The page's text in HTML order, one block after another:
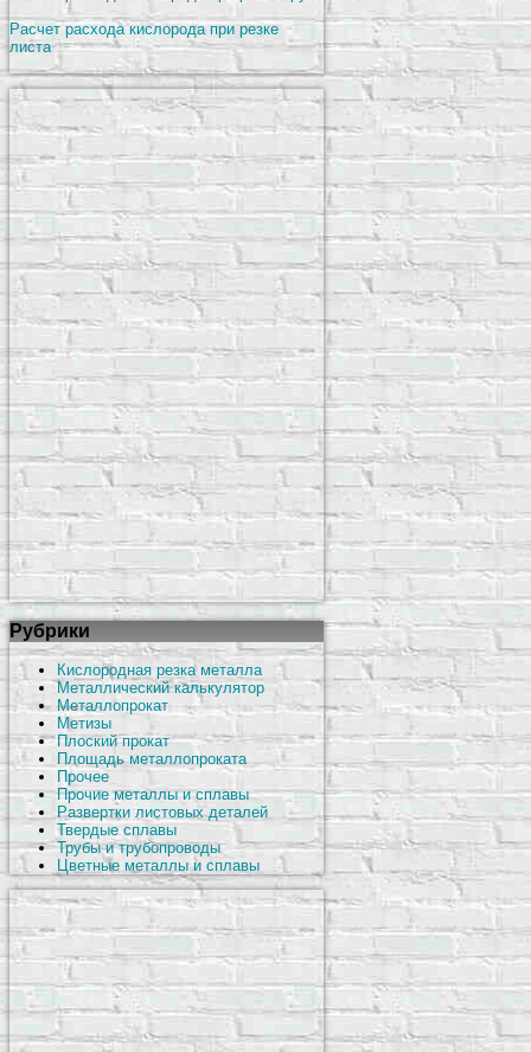
Расчет расхода кислорода при резке
листа
Рубрики
Кислородная резка металла
Металлический калькулятор
Металлопрокат
Метизы
Плоский прокат
Площадь металлопроката
Прочее
Прочие металлы и сплавы
Развертки листовых деталей
Твердые сплавы
Трубы и трубопроводы
Цветные металлы и сплавы